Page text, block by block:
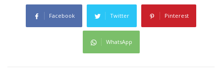
Facebook Twitter Pinterest
WhatsApp